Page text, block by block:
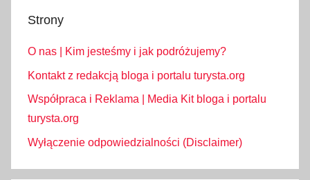
Strony
O nas | Kim jesteśmy i jak podróżujemy?
Kontakt z redakcją bloga i portalu turysta.org
Współpraca i Reklama | Media Kit bloga i portalu
turysta.org
Wyłączenie odpowiedzialności (Disclaimer)